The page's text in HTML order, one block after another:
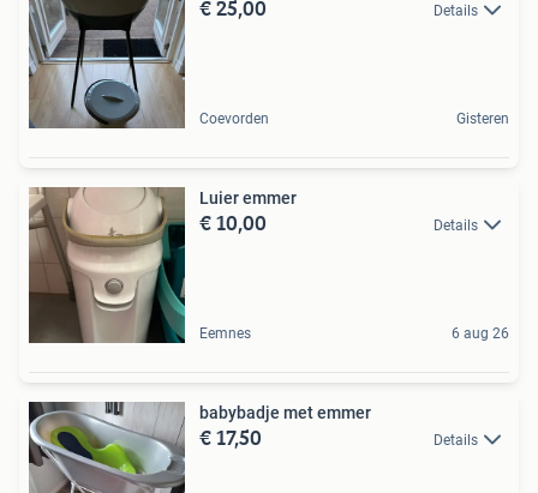
€ 25,00 Details
Coevorden Gisteren
Luier emmer
€ 10,00 Details
Eemnes 6 aug 26
babybadje met emmer
€ 17,50 Details